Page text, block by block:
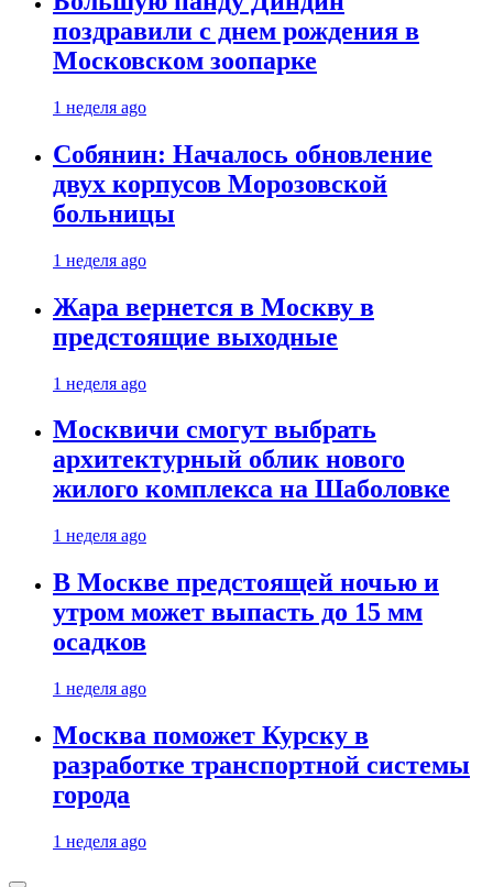
поздравили с днем рождения в
Московском зоопарке
1 неделя ago
Собянин: Началось обновление
двух корпусов Морозовской
больницы
1 неделя ago
Жара вернется в Москву в
предстоящие выходные
1 неделя ago
Москвичи смогут выбрать
архитектурный облик нового
жилого комплекса на Шаболовке
1 неделя ago
В Москве предстоящей ночью и
утром может выпасть до 15 мм
осадков
1 неделя ago
Москва поможет Курску в
разработке транспортной системы
города
1 неделя ago